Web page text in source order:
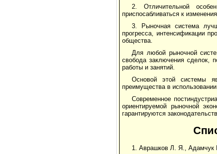
2. Отличительной
приспосабливаться к
3. Рыночная система
прогресса, интенсификации
общества.
Для любой рыночной
свобода заключения сделок,
работы и занятий.
Основой этой системы
преимущества в
Современное
ориентируемой рыночной
гарантируются
1. Аврашков Л. Я., Адамчук